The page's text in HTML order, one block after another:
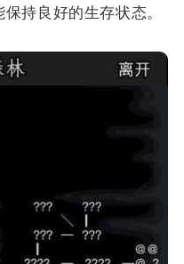
持良好的生存状态。